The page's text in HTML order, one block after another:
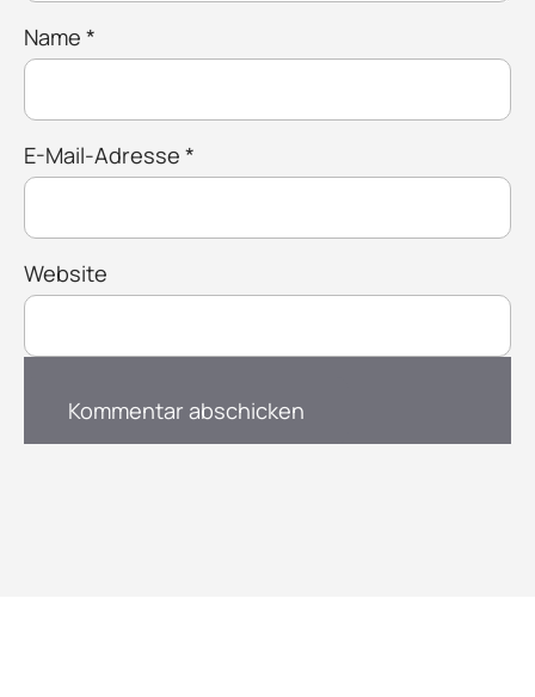
Name *
E-Mail-Adresse *
Website